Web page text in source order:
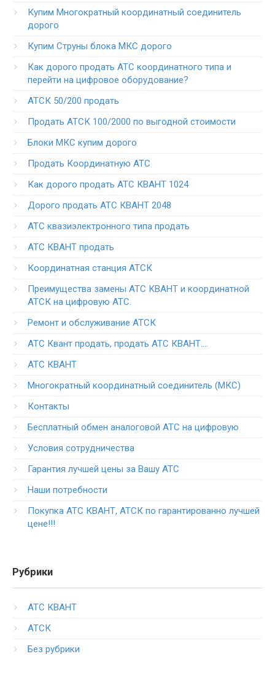
Купим Многократный координатный соединитель
дорого
Купим Струны блока МКС дорого
Как дорого продать АТС координатного типа и
перейти на цифровое оборудование?
АТСК 50/200 продать
Продать АТСК 100/2000 по выгодной стоимости
Блоки МКС купим дорого
Продать Координатную АТС
Как дорого продать АТС КВАНТ 1024
Дорого продать АТС КВАНТ 2048
АТС квазиэлектронного типа продать
АТС КВАНТ продать
Координатная станция АТСК
Преимущества замены АТС КВАНТ и координатной
АТСК на цифровую АТС.
Ремонт и обслуживание АТСК
АТС Квант продать, продать АТС КВАНТ….
АТС КВАНТ
Многократный координатный соединитель (МКС)
Контакты
Бесплатный обмен аналоговой АТС на цифровую
Условия сотрудничества
Гарантия лучшей цены за Вашу АТС
Наши потребности
Покупка АТС КВАНТ, АТСК по гарантированно лучшей
цене!!!
Рубрики
АТС КВАНТ
АТСК
Без рубрики